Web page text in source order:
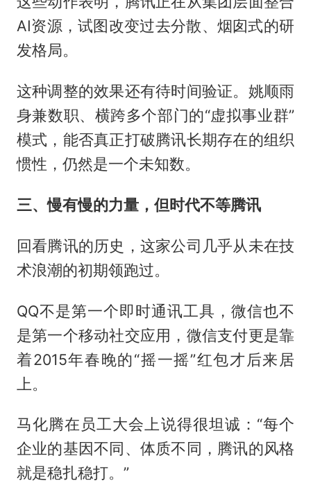
AI资源，试图改变过去分散、烟囱式的研
发格局。
这种调整的效果还有待时间验证。姚顺雨
身兼数职、横跨多个部门的“虚拟事业群”
模式，能否真正打破腾讯长期存在的组织
惯性，仍然是一个未知数。
三、慢有慢的力量，但时代不等腾讯
回看腾讯的历史，这家公司几乎从未在技
术浪潮的初期领跑过。
QQ不是第一个即时通讯工具，微信也不
是第一个移动社交应用，微信支付更是靠
着2015年春晚的“摇一摇”红包才后来居
上。
马化腾在员工大会上说得很坦诚：“每个
企业的基因不同、体质不同，腾讯的风格
就是稳扎稳打。”